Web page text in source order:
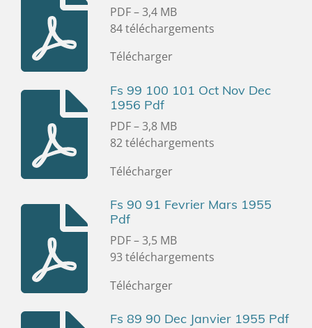
PDF – 3,4 MB
84 téléchargements
Télécharger
Fs 99 100 101 Oct Nov Dec
1956 Pdf
PDF – 3,8 MB
82 téléchargements
Télécharger
Fs 90 91 Fevrier Mars 1955
Pdf
PDF – 3,5 MB
93 téléchargements
Télécharger
Fs 89 90 Dec Janvier 1955 Pdf